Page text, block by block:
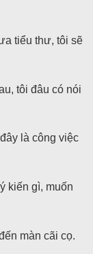
tiểu thư, tôi sẽ
tôi đâu có nói
là công việc
kiến gì, muốn
màn cãi cọ.